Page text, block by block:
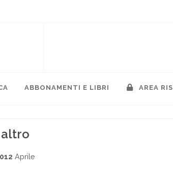
ABBONAMENTI E LIBRI AREA
Aprile